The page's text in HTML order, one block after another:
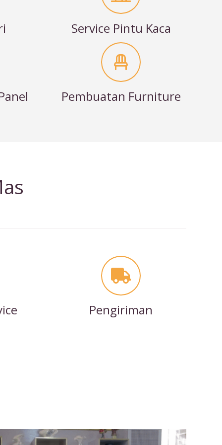
Service Pintu Kaca
Pembuatan Furniture
Pengiriman